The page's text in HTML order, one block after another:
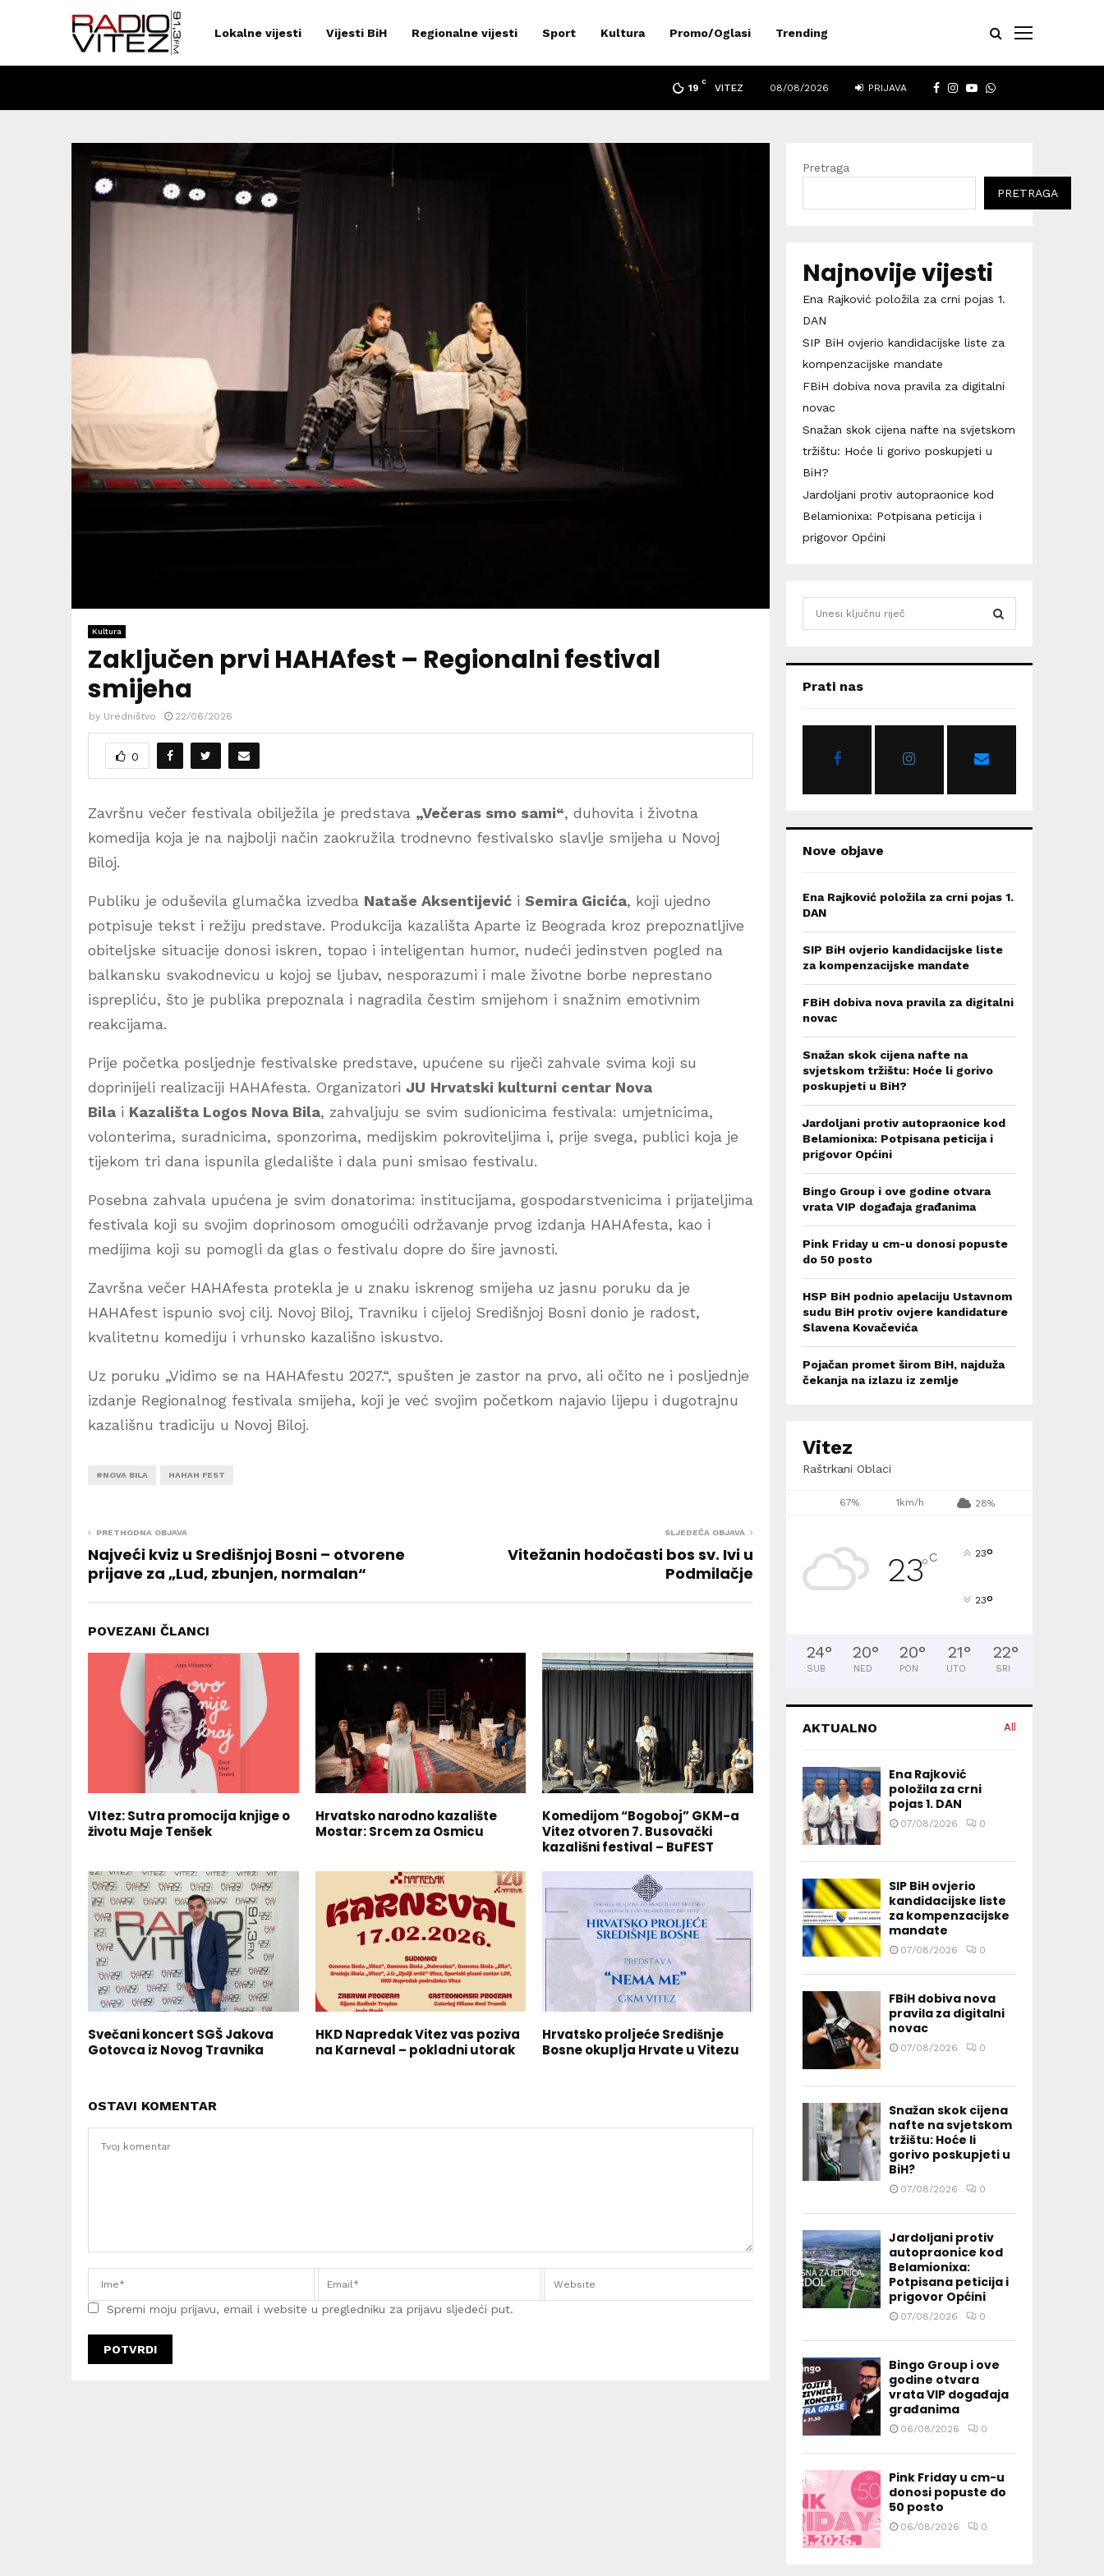
Lokalne vijesti Vijesti BiH Regionalne vijesti Sport Kultura Promo/Oglasi Trending
FACEBOOK
INSTAGRAM
YOUTUBE
WHATSAPP
19
C
VITEZ 08/08/2026 PRIJAVA
Kultura
Zaključen prvi HAHAfest – Regionalni festival
smijeha
by Uredništvo 22/06/2026
0
Završnu večer festivala obilježila je predstava „Večeras smo sami“, duhovita i životna
komedija koja je na najbolji način zaokružila trodnevno festivalsko slavlje smijeha u Novoj
Biloj.
Publiku je oduševila glumačka izvedba Nataše Aksentijević i Semira Gicića, koji ujedno
potpisuje tekst i režiju predstave. Produkcija kazališta Aparte iz Beograda kroz prepoznatljive
obiteljske situacije donosi iskren, topao i inteligentan humor, nudeći jedinstven pogled na
balkansku svakodnevicu u kojoj se ljubav, nesporazumi i male životne borbe neprestano
isprepliću, što je publika prepoznala i nagradila čestim smijehom i snažnim emotivnim
reakcijama.
Prije početka posljednje festivalske predstave, upućene su riječi zahvale svima koji su
doprinijeli realizaciji HAHAfesta. Organizatori JU Hrvatski kulturni centar Nova
Bila i Kazališta Logos Nova Bila, zahvaljuju se svim sudionicima festivala: umjetnicima,
volonterima, suradnicima, sponzorima, medijskim pokroviteljima i, prije svega, publici koja je
tijekom tri dana ispunila gledalište i dala puni smisao festivalu.
Posebna zahvala upućena je svim donatorima: institucijama, gospodarstvenicima i prijateljima
festivala koji su svojim doprinosom omogućili održavanje prvog izdanja HAHAfesta, kao i
medijima koji su pomogli da glas o festivalu dopre do šire javnosti.
Završna večer HAHAfesta protekla je u znaku iskrenog smijeha uz jasnu poruku da je
HAHAfest ispunio svoj cilj. Novoj Biloj, Travniku i cijeloj Središnjoj Bosni donio je radost,
kvalitetnu komediju i vrhunsko kazališno iskustvo.
Uz poruku „Vidimo se na HAHAfestu 2027.“, spušten je zastor na prvo, ali očito ne i posljednje
izdanje Regionalnog festivala smijeha, koji je već svojim početkom najavio lijepu i dugotrajnu
kazališnu tradiciju u Novoj Biloj.
#NOVA BILA HAHAH FEST
PRETHODNA OBJAVA
Najveći kviz u Središnjoj Bosni – otvorene
prijave za „Lud, zbunjen, normalan“
SLJEDEĆA OBJAVA
Vitežanin hodočasti bos sv. Ivi u
Podmilačje
POVEZANI ČLANCI
VItez: Sutra promocija knjige o
životu Maje Tenšek
Hrvatsko narodno kazalište
Mostar: Srcem za Osmicu
Komedijom “Bogoboj” GKM-a
Vitez otvoren 7. Busovački
kazališni festival – BuFEST
Svečani koncert SGŠ Jakova
Gotovca iz Novog Travnika
HKD Napredak Vitez vas poziva
na Karneval – pokladni utorak
Hrvatsko proljeće Središnje
Bosne okuplja Hrvate u Vitezu
OSTAVI KOMENTAR
Spremi moju prijavu, email i website u pregledniku za prijavu sljedeći put.
Pretraga
PRETRAGA
Najnovije vijesti
Ena Rajković položila za crni pojas 1.
DAN
SIP BiH ovjerio kandidacijske liste za
kompenzacijske mandate
FBiH dobiva nova pravila za digitalni
novac
Snažan skok cijena nafte na svjetskom
tržištu: Hoće li gorivo poskupjeti u
BiH?
Jardoljani protiv autopraonice kod
Belamionixa: Potpisana peticija i
prigovor Općini
h
o
Prati nas
Nove objave
Ena Rajković položila za crni pojas 1.
DAN
SIP BiH ovjerio kandidacijske liste
za kompenzacijske mandate
FBiH dobiva nova pravila za digitalni
novac
Snažan skok cijena nafte na
svjetskom tržištu: Hoće li gorivo
poskupjeti u BiH?
Jardoljani protiv autopraonice kod
Belamionixa: Potpisana peticija i
prigovor Općini
Bingo Group i ove godine otvara
vrata VIP događaja građanima
Pink Friday u cm-u donosi popuste
do 50 posto
HSP BiH podnio apelaciju Ustavnom
sudu BiH protiv ovjere kandidature
Slavena Kovačevića
Pojačan promet širom BiH, najduža
čekanja na izlazu iz zemlje
Vitez
Raštrkani Oblaci
67% 1km/h 28%
23°C 23°
23°
24°
SUB
20°
NED
20°
PON
21°
UTO
22°
SRI
AKTUALNO All
Ena Rajković
položila za crni
pojas 1. DAN
07/08/2026 0
SIP BiH ovjerio
kandidacijske liste
za kompenzacijske
mandate
07/08/2026 0
FBiH dobiva nova
pravila za digitalni
novac
07/08/2026 0
Snažan skok cijena
nafte na svjetskom
tržištu: Hoće li
gorivo poskupjeti u
BiH?
07/08/2026 0
Jardoljani protiv
autopraonice kod
Belamionixa:
Potpisana peticija i
prigovor Općini
07/08/2026 0
Bingo Group i ove
godine otvara
vrata VIP događaja
građanima
06/08/2026 0
Pink Friday u cm-u
donosi popuste do
50 posto
06/08/2026 0